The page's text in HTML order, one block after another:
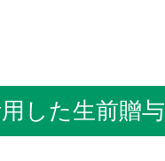
した生前贈与